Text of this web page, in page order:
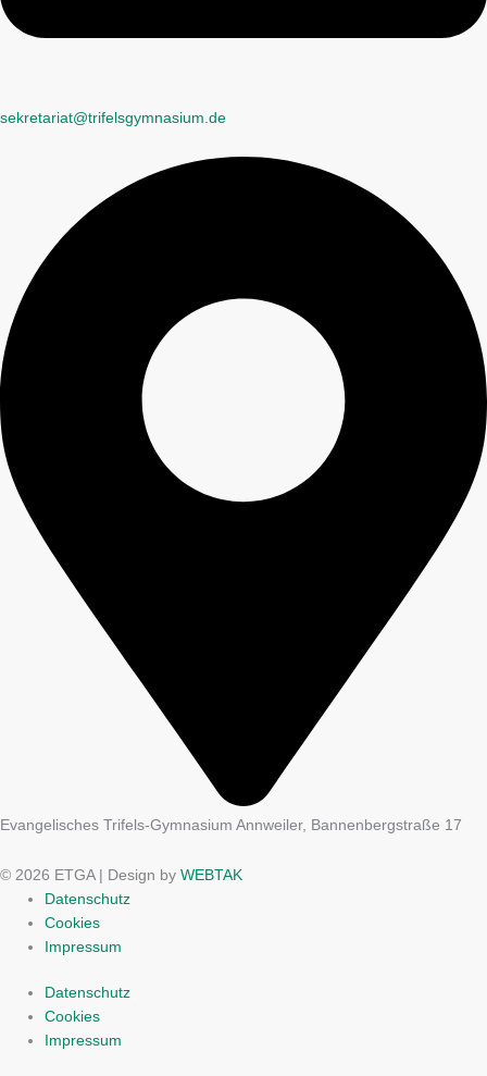
sekretariat@trifelsgymnasium.de
Evangelisches Trifels-Gymnasium Annweiler, Bannenbergstraße 17
© 2026 ETGA | Design by WEBTAK
Datenschutz
Cookies
Impressum
Datenschutz
Cookies
Impressum